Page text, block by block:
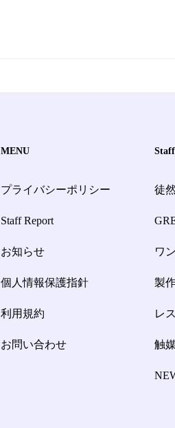
MENU
プライバシーポリシー
Staff Report
お知らせ
個人情報保護指針
利用規約
お問い合わせ
徒
ワ
製
レ
触